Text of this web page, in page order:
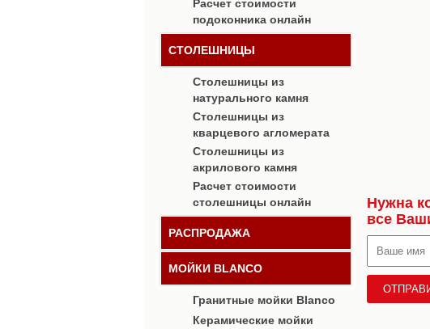
Студия Ринека
в центре города
Интерьер студии компании “Ринека” выполнен в камне,
Лестницы и крыльца из натурального камня
Лестницы из натурального камня - это элегантное и,
Расчет стоимости
подоконника онлайн
СТОЛЕШНИЦЫ
Столешницы из
натурального камня
Столешницы из
кварцевого агломерата
Столешницы из
акрилового камня
Расчет стоимости
столешницы онлайн
РАСПРОДАЖА
МОЙКИ BLANCO
Гранитные мойки Blanco
Керамические мойки
Нужна
все